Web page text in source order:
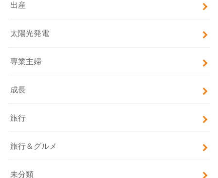
出産
太陽光発電
専業主婦
成長
旅行
旅行＆グルメ
未分類